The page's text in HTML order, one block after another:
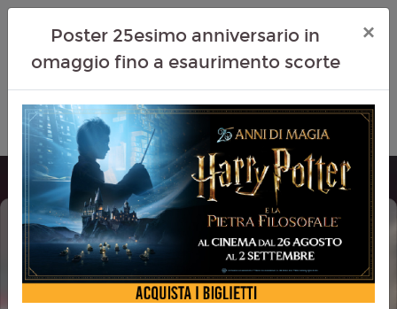
DISCLOSURE DAY
Poster 25esimo anniversario in
omaggio fino a esaurimento scorte
×